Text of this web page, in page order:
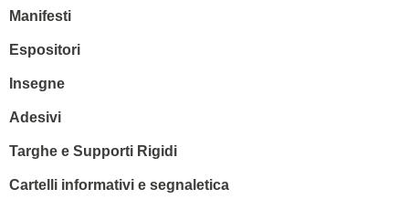
Manifesti
Espositori
Insegne
Adesivi
Targhe e Supporti Rigidi
Cartelli informativi e segnaletica